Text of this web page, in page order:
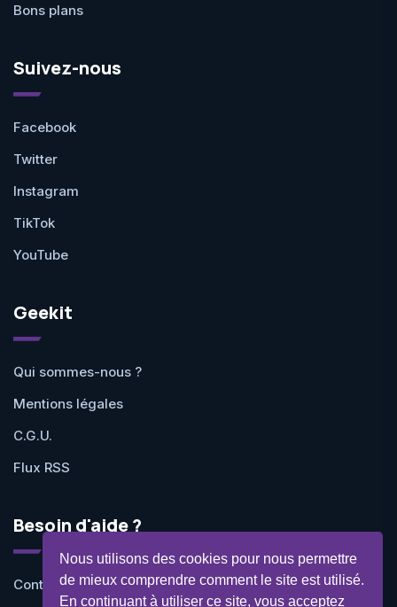
Nous utilisons des cookies pour nous permettre
de mieux comprendre comment le site est utilisé.
En continuant à utiliser ce site, vous acceptez
Bons plans
Suivez-nous
Facebook
Twitter
Instagram
TikTok
YouTube
Geekit
Qui sommes-nous ?
Mentions légales
C.G.U.
Flux RSS
Besoin d'aide ?
Contactez-nous